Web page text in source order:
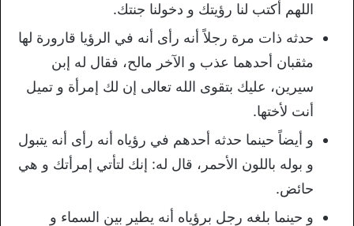
اللهم أكتب لنا رؤيتك و دخولنا جنتك.
حدثه ذات مرة رجلاً أنه رأى أنه في الرؤيا قارورة لها
مثقبان أحدهما عذب و الآخر مالح، فقال له إبن
سيرين، عليك بتقوى الله تعالى إن لك إمرأة و تميل
أنت لأختها.
و أيضاً حينما حدثه أحدهم في رؤياه أنه رأى أنه يتبول
و بوله باللون الأحمر، قال له: إنك لتأتي إمرأتك و هي
حائض.
و حينما بلغه رجل برؤياه أنه يطير بين السماء و